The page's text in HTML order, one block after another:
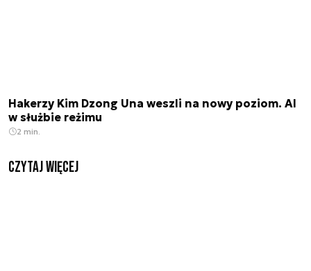
Hakerzy Kim Dzong Una weszli na nowy poziom. AI
w służbie reżimu
2 min.
czytaj więcej